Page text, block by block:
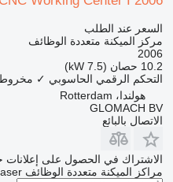
السعر عند الطلب
مركز الميكنة متعددة الوظائف
2006
10.2 حصان (7.5 kW)
التحكم الرقمي الحاسوبي ✓ مخروط
هولندا، Rotterdam
GLOMACH BV
الاتصال بالبائع
الاشتراك في الحصول على
مراكز الميكنة متعددة الوظائف